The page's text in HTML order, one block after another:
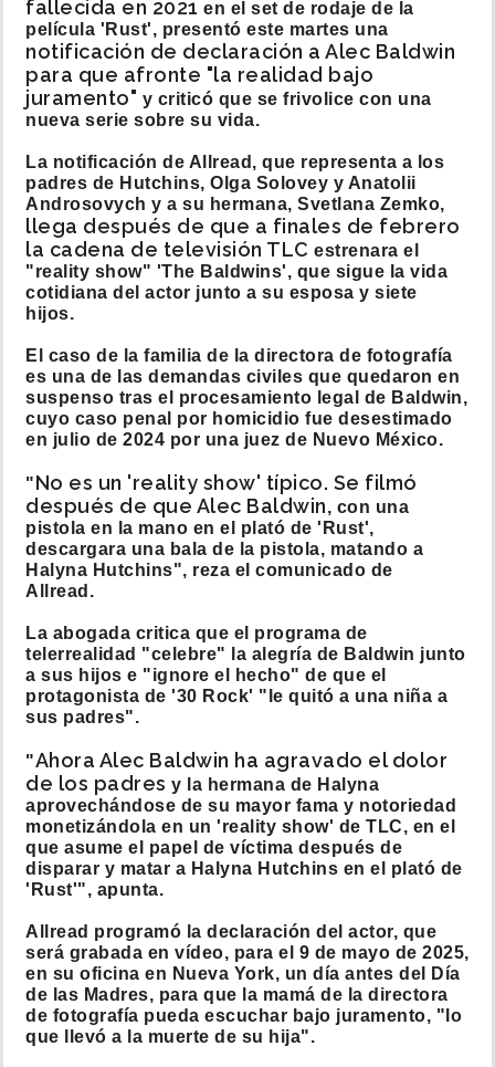
fallecida en 2021 en el set de rodaje de la
película 'Rust', presentó este martes una
notificación de declaración a Alec Baldwin
para que afronte "la realidad bajo
juramento" y criticó que se frivolice con una
nueva serie sobre su vida.
La notificación de Allread, que representa a los
padres de Hutchins, Olga Solovey y Anatolii
Androsovych y a su hermana, Svetlana Zemko,
llega después de que a finales de febrero
la cadena de televisión TLC estrenara el
"reality show" 'The Baldwins', que sigue la vida
cotidiana del actor junto a su esposa y siete
hijos.
El caso de la familia de la directora de fotografía
es una de las demandas civiles que quedaron en
suspenso tras el procesamiento legal de Baldwin,
cuyo caso penal por homicidio fue desestimado
en julio de 2024 por una juez de Nuevo México.
"No es un 'reality show' típico. Se filmó
después de que Alec Baldwin, con una
pistola en la mano en el plató de 'Rust',
descargara una bala de la pistola, matando a
Halyna Hutchins", reza el comunicado de
Allread.
La abogada critica que el programa de
telerrealidad "celebre" la alegría de Baldwin junto
a sus hijos e "ignore el hecho" de que el
protagonista de '30 Rock' "le quitó a una niña a
sus padres".
"Ahora Alec Baldwin ha agravado el dolor
de los padres y la hermana de Halyna
aprovechándose de su mayor fama y notoriedad
monetizándola en un 'reality show' de TLC, en el
que asume el papel de víctima después de
disparar y matar a Halyna Hutchins en el plató de
'Rust'", apunta.
Allread programó la declaración del actor, que
será grabada en vídeo, para el 9 de mayo de 2025,
en su oficina en Nueva York, un día antes del Día
de las Madres, para que la mamá de la directora
de fotografía pueda escuchar bajo juramento, "lo
que llevó a la muerte de su hija".